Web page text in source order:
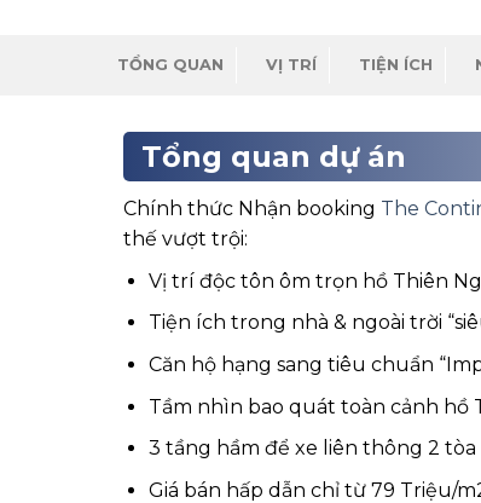
TỔNG QUAN VỊ TRÍ TIỆN ÍCH
Tổng quan dự án
Chính thức Nhận booking The
thế vượt trội:
Vị trí độc tôn ôm trọn hồ Thiên
Tiện ích trong nhà & ngoài trời
Căn hộ hạng sang tiêu chuẩn
Tầm nhìn bao quát toàn cảnh hồ
3 tầng hầm để xe liên thông 2
Giá bán hấp dẫn chỉ từ 79 Triệu/